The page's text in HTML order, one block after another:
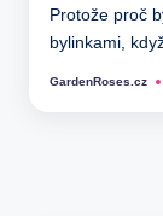
Protože proč
bylinkami,
Posted
GardenRoses.cz